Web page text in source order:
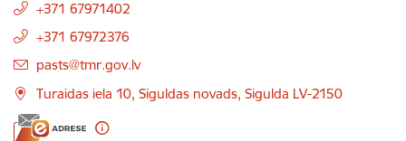
+371 67971402
+371 67972376
E-pasts:
pasts@tmr.gov.lv
Turaidas iela 10, Siguldas novads, Sigulda LV-2150